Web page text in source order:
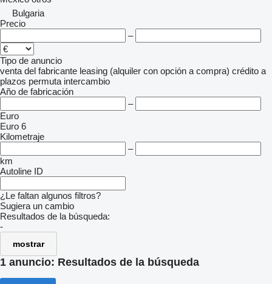
Bulgaria
Precio
–
Tipo de anuncio
venta del fabricante leasing (alquiler con opción a compra) crédito a
plazos permuta intercambio
Año de fabricación
–
Euro
Euro 6
Kilometraje
–
km
Autoline ID
¿Le faltan algunos filtros?
Sugiera un cambio
Resultados de la búsqueda:
-
mostrar
1 anuncio: Resultados de la búsqueda